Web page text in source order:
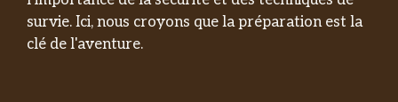
survie. Ici, nous croyons que la préparation est la
clé de l'aventure.